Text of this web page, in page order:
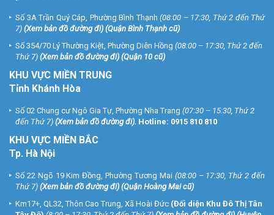
Số 3A Trần Quý Cáp, Phường Bình Thạnh (08:00 – 17:30, Thứ 2 đến Thứ
7) (Xem bản đồ đường đi) (Quận Bình Thạnh cũ)
Số 354/70 Lý Thường Kiệt, Phường Diên Hồng (08:00 – 17:30, Thứ 2 đến
Thứ 7) (Xem bản đồ đường đi) (Quận 10 cũ)
KHU VỰC MIỀN TRUNG
Tỉnh Khánh Hòa
Số 02 Chung cư Ngô Gia Tự, Phường Nha Trang (07:30 – 15:30, Thứ 2
đến Thứ 7) (Xem bản đồ đường đi). Hotline: 0915 810 810
KHU VỰC MIỀN BẮC
Tp. Hà Nội
Số 22 Ngõ 19 Kim Đồng, Phường Tương Mai (08:00 – 17:30, Thứ 2 đến
Thứ 7) (Xem bản đồ đường đi) (Quận Hoàng Mai cũ)
Km17+, QL32, Thôn Cao Trung, Xã Hoài Đức (Đối diện Khu Đô Thị Tân